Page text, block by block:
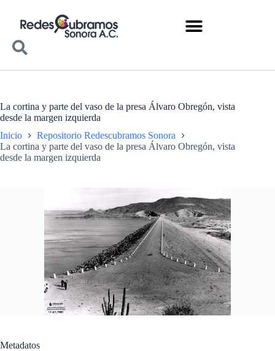
La cortina y parte del vaso de la presa Álvaro Obregón, vista
desde la margen izquierda
Inicio
Repositorio Redescubramos Sonora
La cortina y parte del vaso de la presa Álvaro Obregón, vista
desde la margen izquierda
Metadatos